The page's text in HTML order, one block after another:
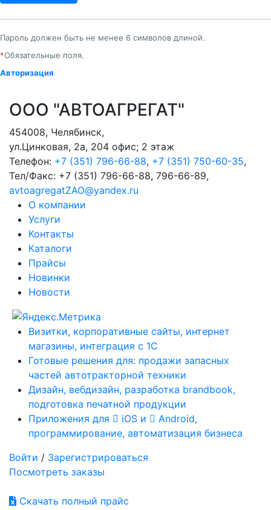
Пароль должен быть не менее 6 символов длиной.
*Обязательные поля.
Авторизация
ООО "АВТОАГРЕГАТ"
454008, Челябинск,
ул.Цинковая, 2а, 204 офис; 2 этаж
Телефон: +7 (351) 796-66-88, +7 (351) 750-60-35,
Тел/Факс: +7 (351) 796-66-88, 796-66-89,
avtoagregatZAO@yandex.ru
О компании
Услуги
Контакты
Каталоги
Прайсы
Новинки
Новости
Визитки, корпоративные сайты, интернет
магазины, интеграция с 1С
Готовые решения для: продажи запасных
частей автотракторной техники
Дизайн, вебдизайн, разработка brandbook,
подготовка печатной продукции
Приложения для
iOS и
Android,
программирование, автоматизация бизнеса
Войти / Зарегистрироваться
Посмотреть заказы
Скачать полный прайс